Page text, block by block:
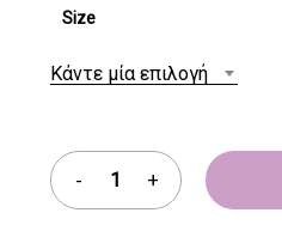
Size
Κάντε μία επιλογή